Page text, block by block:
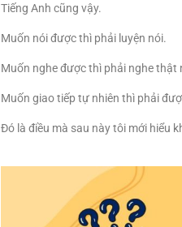
Tiếng Anh cũng vậy.
Muốn nói được thì phải luyện nói.
Muốn nghe được thì phải nghe thật
Muốn giao tiếp tự nhiên thì phải
Đó là điều mà sau này tôi mới hiểu